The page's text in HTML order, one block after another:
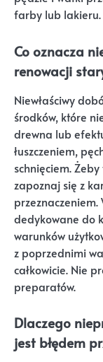
farby lub lakieru.
Co oznacza
renowacji
Niewłaściwy
środków, które
drewna lub
łuszczeniem,
schnięciem.
zapoznaj się z
dedykowane do
warunków
z poprzednimi
całkowicie. Nie
preparatów.
Dlaczego
jest błędem